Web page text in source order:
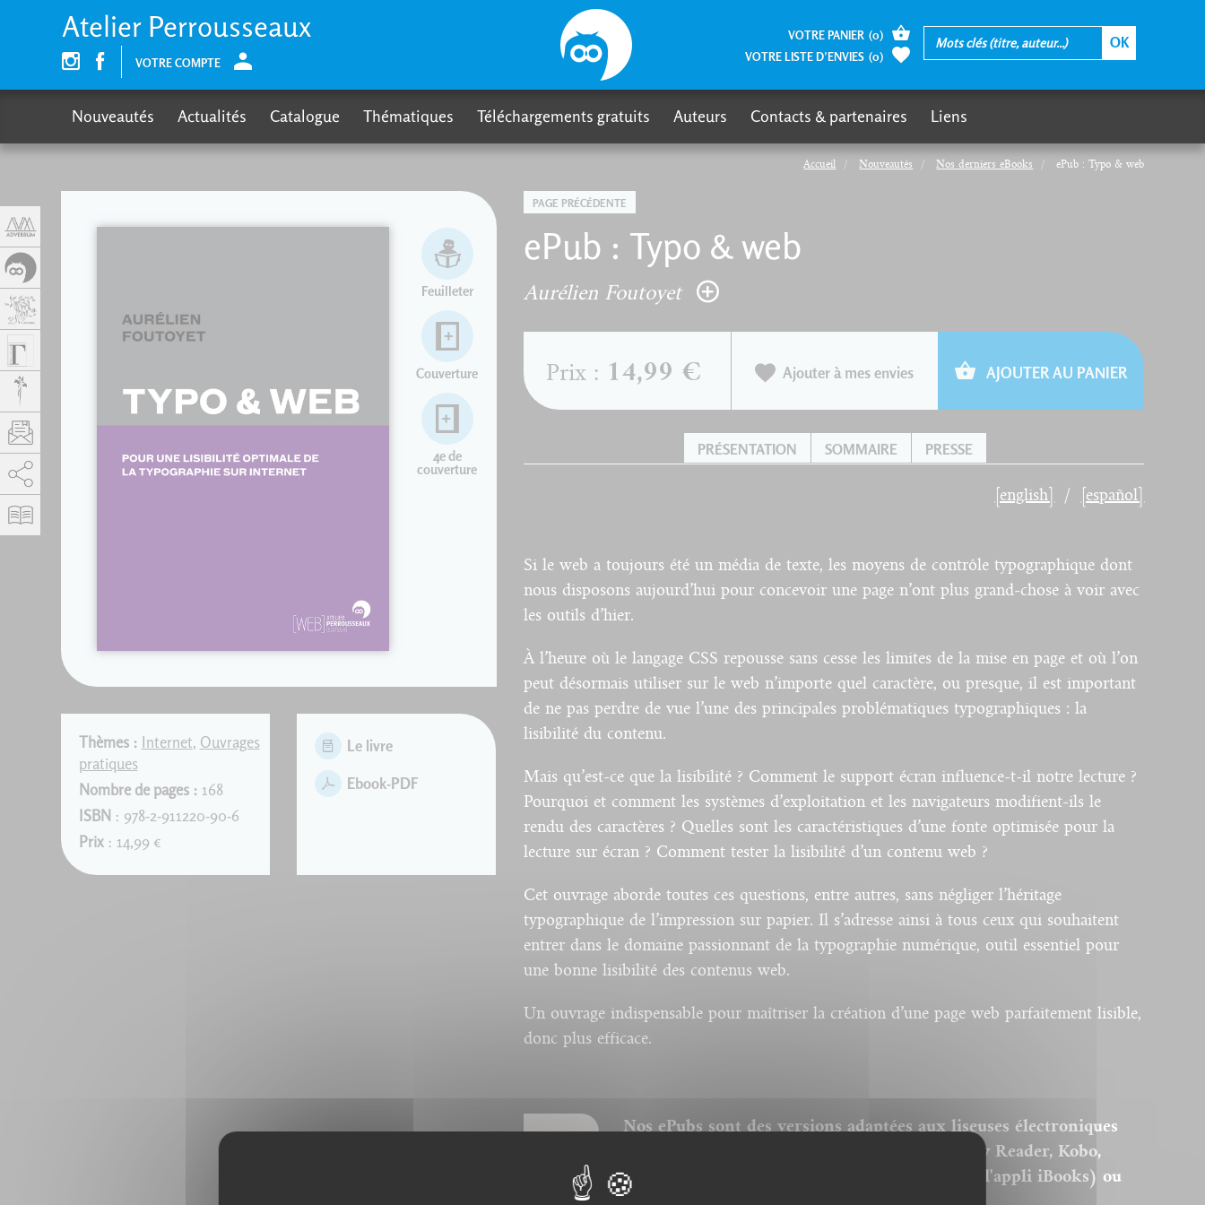
Accueil Nouveautés Nos derniers eBooks ePub : Typo & web
PAGE PRÉCÉDENTE
ePub : Typo & web
Aurélien Foutoyet
Feuilleter
Couverture
4e de
couverture
Thèmes : Internet, Ouvrages
pratiques
Nombre de pages : 168
ISBN : 978-2-911220-90-6
Prix: 14,99 €
Le livre
Ebook-PDF
Prix : 14,99 € Ajouter à mes envies AJOUTER AU PANIER
PRÉSENTATION SOMMAIRE PRESSE
[english] [español]
Si le web a toujours été un média de texte, les moyens de contrôle typographique dont
nous disposons aujourd’hui pour concevoir une page n’ont plus grand-chose à voir avec
les outils d’hier.
À l’heure où le langage CSS repousse sans cesse les limites de la mise en page et où l’on
peut désormais utiliser sur le web n’importe quel caractère, ou presque, il est important
de ne pas perdre de vue l’une des principales problématiques typographiques : la
lisibilité du contenu.
Mais qu’est-ce que la lisibilité ? Comment le support écran influence-t-il notre lecture ?
Pourquoi et comment les systèmes d’exploitation et les navigateurs modifient-ils le
rendu des caractères ? Quelles sont les caractéristiques d’une fonte optimisée pour la
lecture sur écran ? Comment tester la lisibilité d’un contenu web ?
Cet ouvrage aborde toutes ces questions, entre autres, sans négliger l’héritage
typographique de l’impression sur papier. Il s’adresse ainsi à tous ceux qui souhaitent
entrer dans le domaine passionnant de la typographie numérique, outil essentiel pour
une bonne lisibilité des contenus web.
Un ouvrage indispensable pour maîtriser la création d’une page web parfaitement lisible,
donc plus efficace.
Nos ePubs sont des versions adaptées aux liseuses électroniques
prenant en charge le format ePub de type Sony Reader, Kobo,
Booken Cybook, Kindle, Ipad ou Iphone (avec l'appli iBooks) ou
Atelier Perrousseaux
VOTRE COMPTE
VOTRE PANIER (0)
VOTRE LISTE D’ENVIES (0)
Nouveautés Actualités Catalogue Thématiques Téléchargements gratuits Auteurs Contacts & partenaires Liens
AddThis est désactivé. Autoriser
Panneau de gestion des cookies